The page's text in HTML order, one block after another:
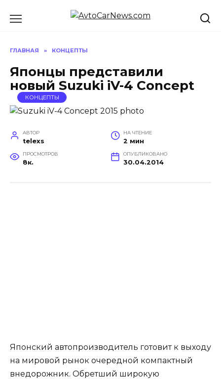
ГЛАВНАЯ » КОНЦЕПТЫ
Японцы представили
новый Suzuki iV-4 Concept
КОНЦЕПТЫ
АВТОР
telexs
НА ЧТЕНИЕ
2 мин
ПРОСМОТРОВ
8к.
ОПУБЛИКОВАНО
30.04.2014
Японский автопроизводитель готовит к выходу
на мировой рынок очередной компактный
внедорожник. Обретший широкую